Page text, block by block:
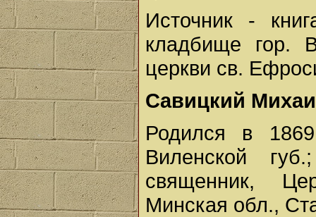
Источник -
кладбище гор.
церкви св.
Савицкий
Родился в
Виленской
священник,
Минская обл.,